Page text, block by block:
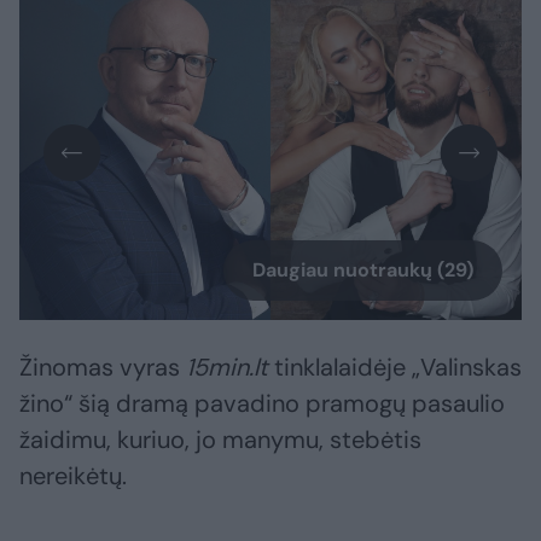
Daugiau nuotraukų (29)
Žinomas vyras 15min.lttinklalaidėje „Valinskas
žino“ šią dramą pavadino pramogų pasaulio
žaidimu, kuriuo, jo manymu, stebėtis
nereikėtų.